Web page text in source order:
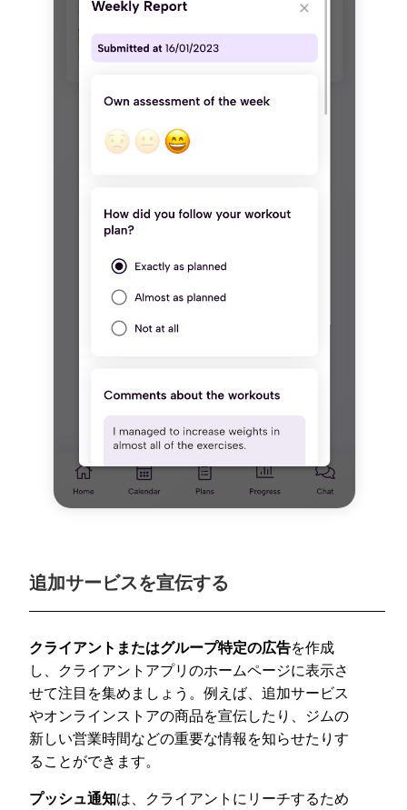
追加サービスを宣伝する
クライアントまたはグループ特定の広告を作成
し、クライアントアプリのホームページに表示さ
せて注目を集めましょう。例えば、追加サービス
やオンラインストアの商品を宣伝したり、ジムの
新しい営業時間などの重要な情報を知らせたりす
ることができます。
プッシュ通知は、クライアントにリーチするため